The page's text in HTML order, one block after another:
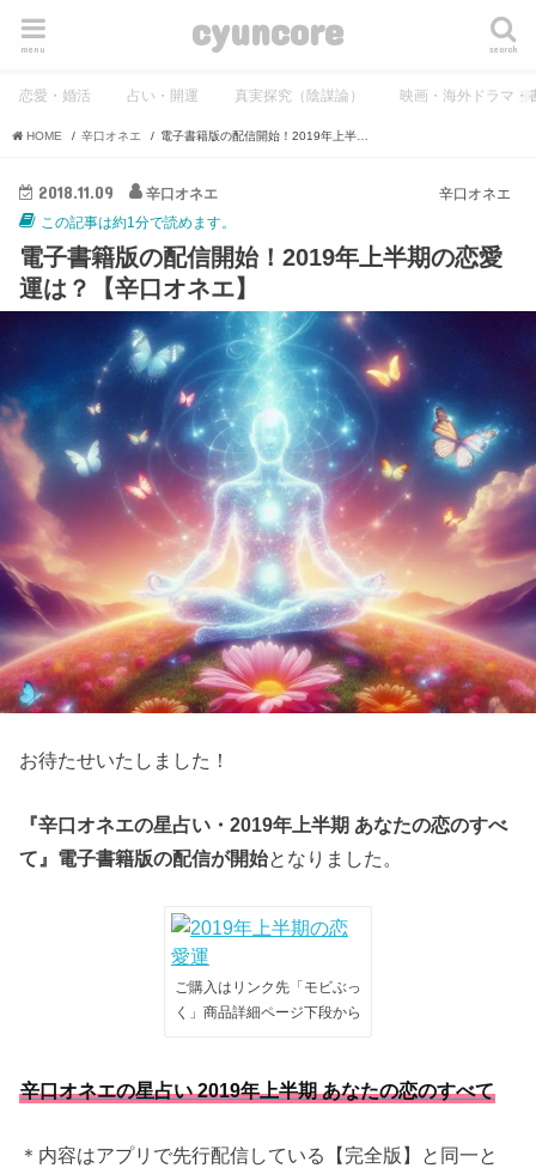
cyuncore search
menu
恋愛・婚活 占い・開運 真実探究（陰謀論） 映画・海外ドラマ・
HOME 辛口オネエ
辛口オネエ
2018.11.09
辛口オネエ
この記事は約1分で読めます。
電子書籍版の配信開始！2019年上半期の恋愛
運は？【辛口オネエ】
お待たせいたしました！
『辛口オネエの星占い・2019年上半期 あなたの恋のすべ
て』電子書籍版の配信が開始となりました。
ご購入はリンク先「モビぶっ
く」商品詳細ページ下段から
辛口オネエの星占い 2019年上半期 あなたの恋のすべて
＊内容はアプリで先行配信している【完全版】と同一と